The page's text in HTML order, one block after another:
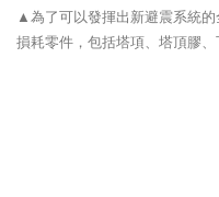
▲為了可以發揮出新避震系統
損耗零件，包括塔項、塔頂膠、